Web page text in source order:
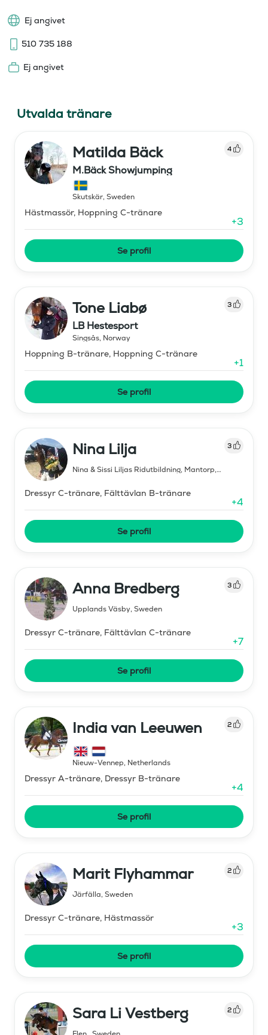
Ej angivet
510 735 188
Ej angivet
Utvalda tränare
Matilda Bäck 4
M.Bäck Showjumping
Skutskär, Sweden
Hästmassör, Hoppning C-tränare
+3
Se profil
Tone Liabø 3
LB Hestesport
Singsås, Norway
Hoppning B-tränare, Hoppning C-tränare
+1
Se profil
Nina Lilja 3
Nina & Sissi Liljas Ridutbildning, Mantorp,
Dressyr C-tränare, Fälttävlan B-tränare
+4
Se profil
Anna Bredberg 3
Upplands Väsby, Sweden
Dressyr C-tränare, Fälttävlan C-tränare
+7
Se profil
India van Leeuwen 2
Nieuw-Vennep, Netherlands
Dressyr A-tränare, Dressyr B-tränare
+4
Se profil
Marit Flyhammar 2
Järfälla, Sweden
Dressyr C-tränare, Hästmassör
+3
Se profil
Sara Li Vestberg 2